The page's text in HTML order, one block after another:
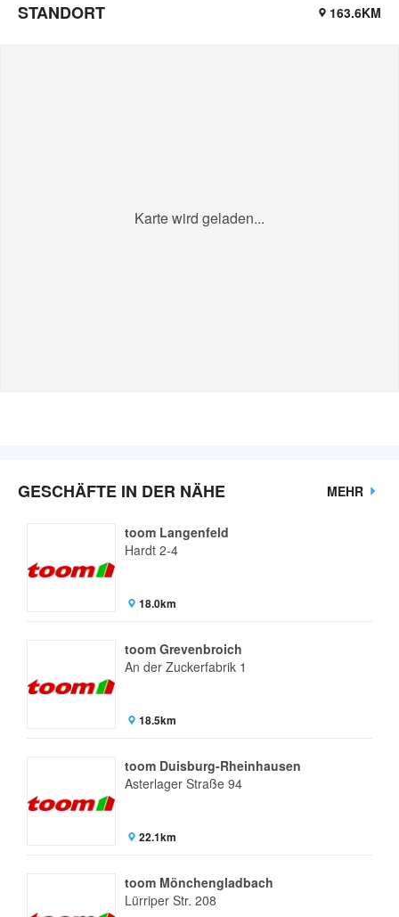
STANDORT 163.6KM
Karte wird geladen...
GESCHÄFTE IN DER NÄHE MEHR
toom Langenfeld
Hardt 2-4
18.0km
toom Grevenbroich
An der Zuckerfabrik 1
18.5km
toom Duisburg-Rheinhausen
Asterlager Straße 94
22.1km
toom Mönchengladbach
Lürriper Str. 208